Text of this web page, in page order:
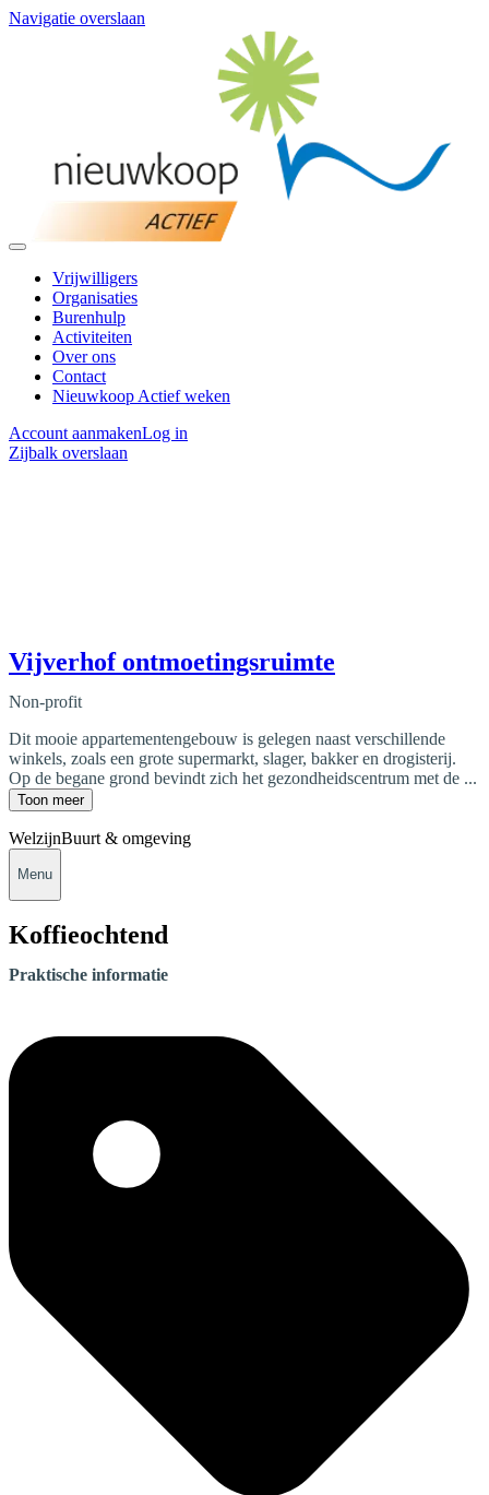
Navigatie overslaan
Vrijwilligers
Organisaties
Burenhulp
Activiteiten
Over ons
Contact
Nieuwkoop Actief weken
Account aanmakenLog in
Zijbalk overslaan
Vijverhof ontmoetingsruimte
Non-profit
Dit mooie appartementengebouw is gelegen naast verschillende
winkels, zoals een grote supermarkt, slager, bakker en drogisterij.
Op de begane grond bevindt zich het gezondheidscentrum met de ...
Toon meer
WelzijnBuurt & omgeving
Menu
Koffieochtend
Praktische informatie